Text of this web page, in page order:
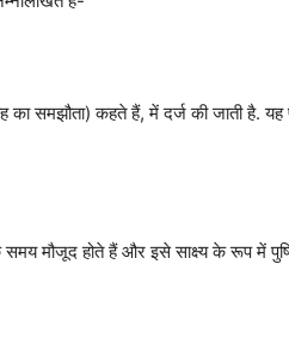
का समझौता) कहते हैं, में दर्ज की जाती है.
समय मौजूद होते हैं और इसे साक्ष्य के रूप में